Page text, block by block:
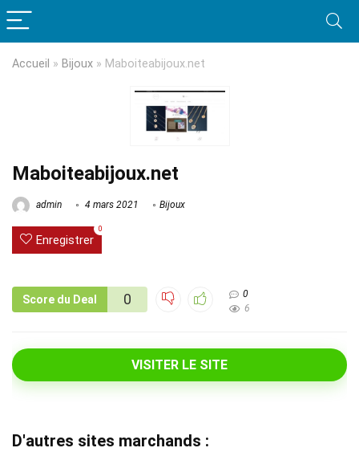
Accueil » Bijoux » Maboiteabijoux.net
Maboiteabijoux.net
admin 4 mars 2021 Bijoux
Enregistrer
0
Score du Deal 0
0
6
VISITER LE SITE
D'autres sites marchands :